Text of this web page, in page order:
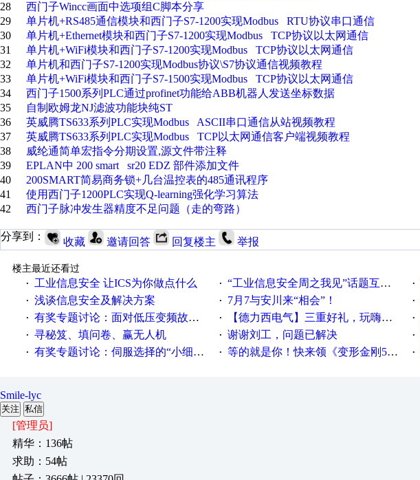
28
西门子Wincc画面中选项组C脚本分享
29
单片机+RS485通信模块和西门子S7-1200实现Modbus RTU协议串口通信
30
单片机+Ethernet模块和西门子S7-1200实现Modbus TCP协议以太网通信
31
单片机+WiFi模块和西门子S7-1200实现Modbus TCP协议以太网通信
32
单片机和西门子S7-1200实现Modbus协议\S7协议通信视频教程
33
单片机+WiFi模块和西门子S7-1500实现Modbus TCP协议以太网通信
34
西门子1500系列PLC通过profinet功能给ABB机器人发送坐标数据
35
自制欧姆龙NJ滤波功能块纯ST
36
英威腾TS633系列PLC实现Modbus ASCII串口通信从站视频教程
37
英威腾TS633系列PLC实现Modbus TCP以太网通信客户端视频教程
38
威纶通简单宏指令分期设置,源文件带注释
39
EPLAN中 200 smart sr20 EDZ 部件添加文件
40
200SMART简易商务锁+几台温控表的485通讯程序
41
使用西门子1200PLC实现Q-learning强化学习算法
42
西门子脉冲发生器精度不足问题（走的弯路）
分享到： 收藏 邀请回答 回复楼主 举报
楼主最近还看过
·
工业信息安全 让ICS为你做点什么 · “工业信息安全周之我见”话题互动获奖名单发布公告 ·
· 浅谈信息安全及解决方案 · 7月7与安川来“相会”！ ·
· 有奖专题讨论：面对低压变频故障，老手是这样解决的！ · 【德力西电气】三重好礼，玩嗨夏日！ ·
· 寻秘笈、填问卷、赢无人机 · 谢谢刘工，问题已解决 ·
· 有奖专题讨论：伺服选择的“小细节大学问”奖励公告 · 等的就是你！快来领《变形金刚5》观影券 ·
Smile-lyc
关注 私信
[管理员]
精华：136帖
求助：54帖